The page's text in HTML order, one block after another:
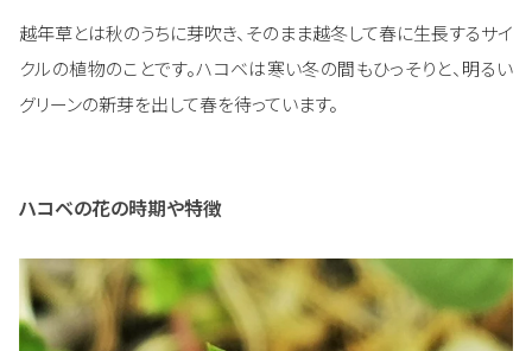
越年草とは秋のうちに芽吹き、そのまま越冬して春に生長するサイ
クルの植物のことです。ハコベは寒い冬の間もひっそりと、明るい
グリーンの新芽を出して春を待っています。
ハコベの花の時期や特徴